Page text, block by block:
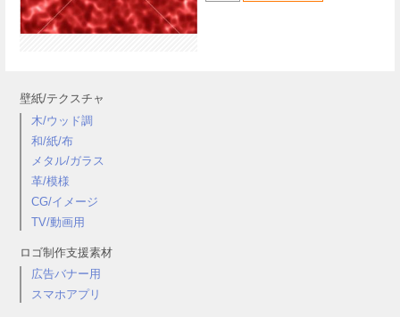
壁紙/テクスチャ
木/ウッド調
和/紙/布
メタル/ガラス
革/模様
CG/イメージ
TV/動画用
ロゴ制作支援素材
広告バナー用
スマホアプリ